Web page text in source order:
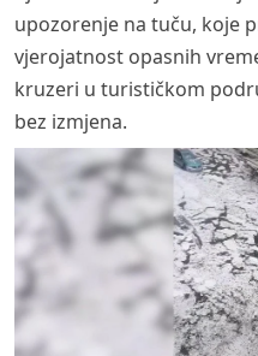
upozorenje na tuču, koje
vjerojatnost opasnih
kruzeri u turističkom
bez izmjena.